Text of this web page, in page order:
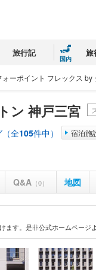
旅行記
国内
旅
ォーポイント フレックス by
ン 神戸三宮
（全105件中） 宿泊施
Q&A （0） 地図
ます。是非公式ホームページ